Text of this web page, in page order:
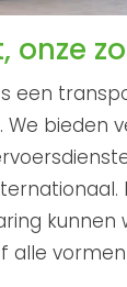
onze
een
We bieden
kunnen
alle